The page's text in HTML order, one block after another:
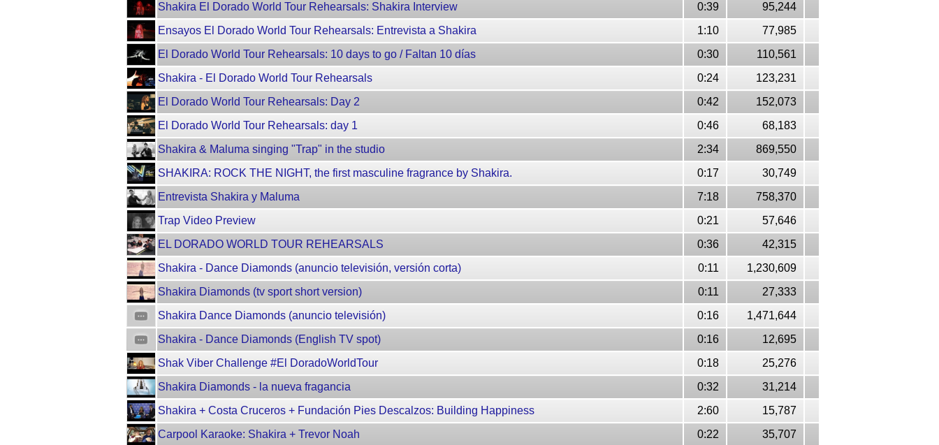
Shakira El Dorado World Tour Rehearsals: Shakira Interview
0:39
95,244
Ensayos El Dorado World Tour Rehearsals: Entrevista a Shakira
1:10
77,985
El Dorado World Tour Rehearsals: 10 days to go / Faltan 10 días
0:30
110,561
Shakira - El Dorado World Tour Rehearsals
0:24
123,231
El Dorado World Tour Rehearsals: Day 2
0:42
152,073
El Dorado World Tour Rehearsals: day 1
0:46
68,183
Shakira & Maluma singing "Trap" in the studio
2:34
869,550
SHAKIRA: ROCK THE NIGHT, the first masculine fragrance by Shakira.
0:17
30,749
Entrevista Shakira y Maluma
7:18
758,370
Trap Video Preview
0:21
57,646
EL DORADO WORLD TOUR REHEARSALS
0:36
42,315
Shakira - Dance Diamonds (anuncio televisión, versión corta)
0:11
1,230,609
Shakira Diamonds (tv sport short version)
0:11
27,333
Shakira Dance Diamonds (anuncio televisión)
0:16
1,471,644
Shakira - Dance Diamonds (English TV spot)
0:16
12,695
Shak Viber Challenge #El DoradoWorldTour
0:18
25,276
Shakira Diamonds - la nueva fragancia
0:32
31,214
Shakira + Costa Cruceros + Fundación Pies Descalzos: Building Happiness
2:60
15,787
Carpool Karaoke: Shakira + Trevor Noah
0:22 35,707